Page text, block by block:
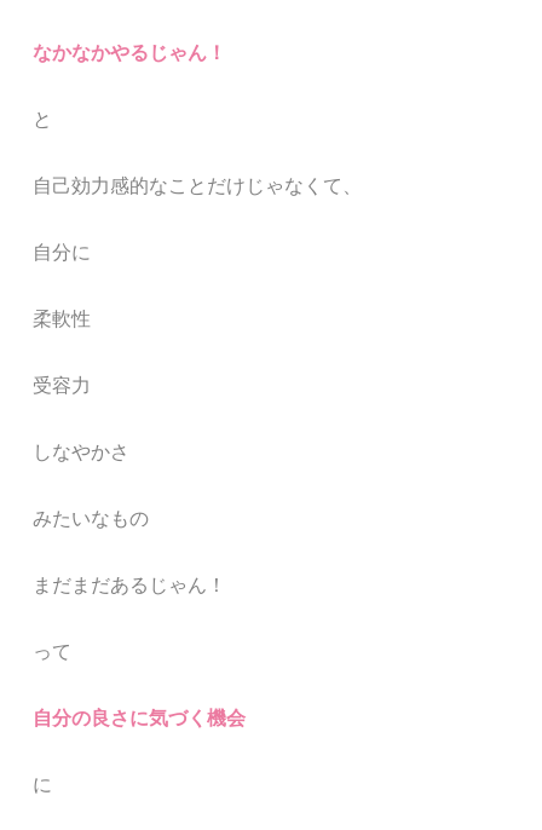
なかなかやるじゃん！
と
自己効力感的なことだけじゃなくて、
自分に
柔軟性
受容力
しなやかさ
みたいなもの
まだまだあるじゃん！
って
自分の良さに気づく機会
に